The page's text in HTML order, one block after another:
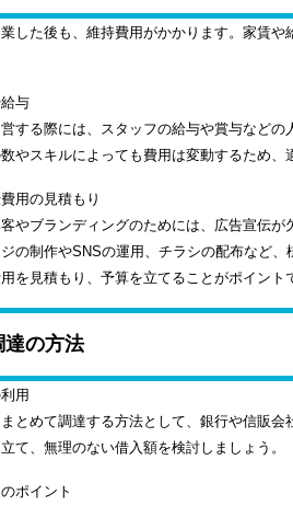
した後も、維持費用がかかります。家賃
与
する際には、スタッフの給与や賞与などの
やスキルによっても費用は変動するため、
用の見積もり
やブランディングのためには、広告宣伝が
の制作やSNSの運用、チラシの配布など、
を見積もり、予算を立てることがポイント
達の方法
用
とめて調達する方法として、銀行や信販会
て、無理のない借入額を検討しましょう。
ポイント